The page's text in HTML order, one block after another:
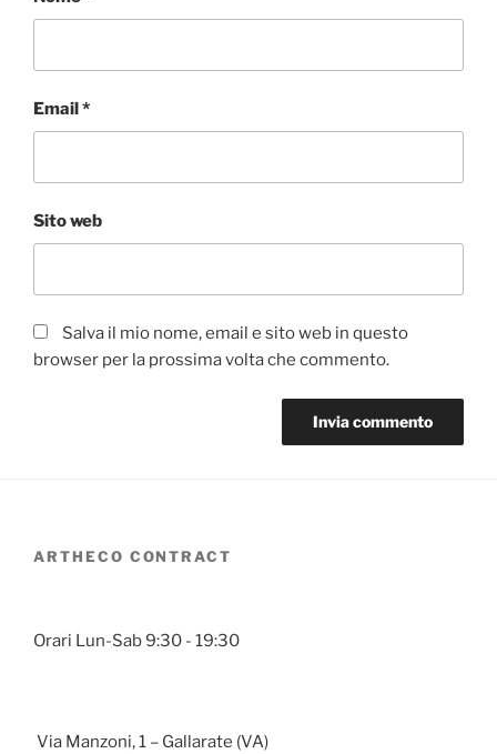
Email *
Sito web
Salva il mio nome, email e sito web in questo
browser per la prossima volta che commento.
ARTHECO CONTRACT
Orari Lun-Sab 9:30 - 19:30
Via Manzoni, 1 – Gallarate (VA)